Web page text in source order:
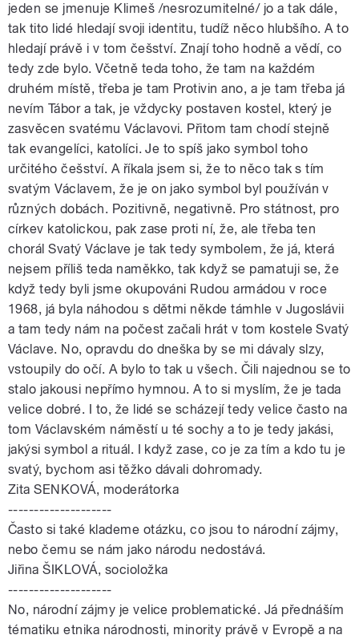
jeden se jmenuje Klimeš /nesrozumitelné/ jo a tak dále,
tak tito lidé hledají svoji identitu, tudíž něco hlubšího. A to
hledají právě i v tom češství. Znají toho hodně a vědí, co
tedy zde bylo. Včetně teda toho, že tam na každém
druhém místě, třeba je tam Protivin ano, a je tam třeba já
nevím Tábor a tak, je vždycky postaven kostel, který je
zasvěcen svatému Václavovi. Přitom tam chodí stejně
tak evangelíci, katolíci. Je to spíš jako symbol toho
určitého češství. A říkala jsem si, že to něco tak s tím
svatým Václavem, že je on jako symbol byl používán v
různých dobách. Pozitivně, negativně. Pro státnost, pro
církev katolickou, pak zase proti ní, že, ale třeba ten
chorál Svatý Václave je tak tedy symbolem, že já, která
nejsem příliš teda naměkko, tak když se pamatuji se, že
když tedy byli jsme okupováni Rudou armádou v roce
1968, já byla náhodou s dětmi někde támhle v Jugoslávii
a tam tedy nám na počest začali hrát v tom kostele Svatý
Václave. No, opravdu do dneška by se mi dávaly slzy,
vstoupily do očí. A bylo to tak u všech. Čili najednou se to
stalo jakousi nepřímo hymnou. A to si myslím, že je tada
velice dobré. I to, že lidé se scházejí tedy velice často na
tom Václavském náměstí u té sochy a to je tedy jakási,
jakýsi symbol a rituál. I když zase, co je za tím a kdo tu je
svatý, bychom asi těžko dávali dohromady.
Zita SENKOVÁ, moderátorka
--------------------
Často si také klademe otázku, co jsou to národní zájmy,
nebo čemu se nám jako národu nedostává.
Jiřina ŠIKLOVÁ, socioložka
--------------------
No, národní zájmy je velice problematické. Já přednáším
tématiku etnika národnosti, minority právě v Evropě a na